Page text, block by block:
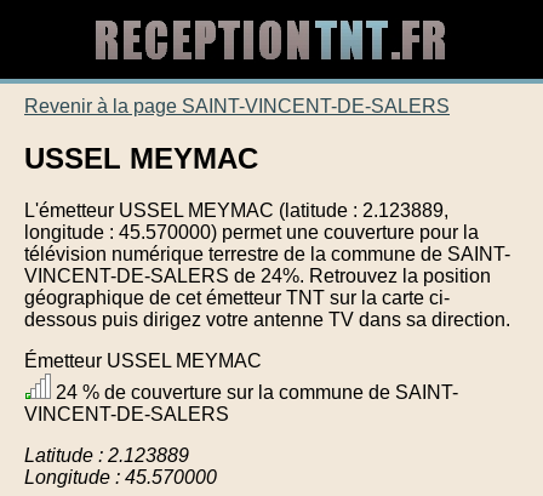
Revenir à la page SAINT-VINCENT-DE-SALERS
USSEL MEYMAC
L'émetteur USSEL MEYMAC (latitude : 2.123889,
longitude : 45.570000) permet une couverture pour la
télévision numérique terrestre de la commune de SAINT-
VINCENT-DE-SALERS de 24%. Retrouvez la position
géographique de cet émetteur TNT sur la carte ci-
dessous puis dirigez votre antenne TV dans sa direction.
Émetteur USSEL MEYMAC
24 % de couverture sur la commune de SAINT-
VINCENT-DE-SALERS
Latitude : 2.123889
Longitude : 45.570000